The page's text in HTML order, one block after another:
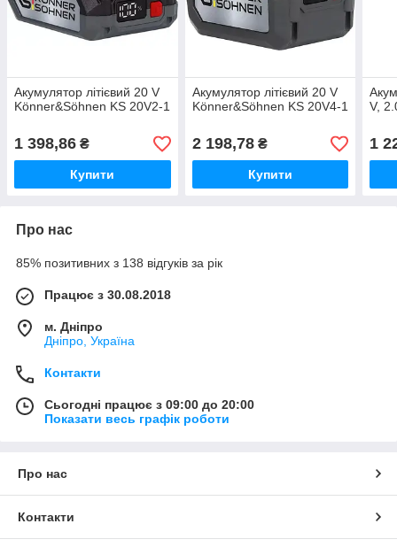
Акумулятор літієвий 20 V
Könner&Söhnen KS 20V2-1
1 398,86 ₴
Купити
Акумулятор літієвий 20 V
Könner&Söhnen KS 20V4-1
2 198,78₴
Купити
V,
1
Про нас
85% позитивних з 138 відгуків за рік
Працює з 30.08.2018
м. Дніпро
Дніпро, Україна
Контакти
Сьогодні працює з 09:00 до 20:00
Показати весь графік роботи
Про нас
Контакти